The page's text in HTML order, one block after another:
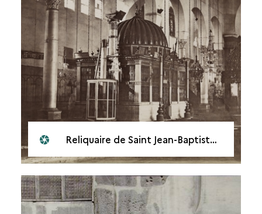
Reliquaire de Saint Jean-Baptiste. 1875